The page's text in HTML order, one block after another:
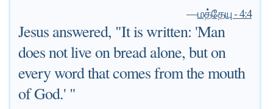
—மத்தேயு - 4:4
Jesus answered, "It is written: 'Man
does not live on bread alone, but on
every word that comes from the mouth
of God.' "